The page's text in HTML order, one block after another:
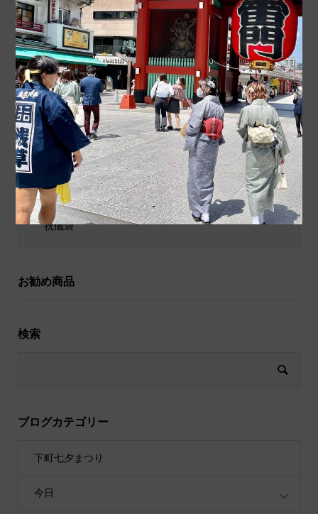
さんの入口も夏仕様に衣...
さですね。仲見世、浅草...
商品カテゴリ
商品ジャンル
ポチ袋
和小物
祝儀袋
お勧め商品
検索
ブログカテゴリー
下町七夕まつり
今日